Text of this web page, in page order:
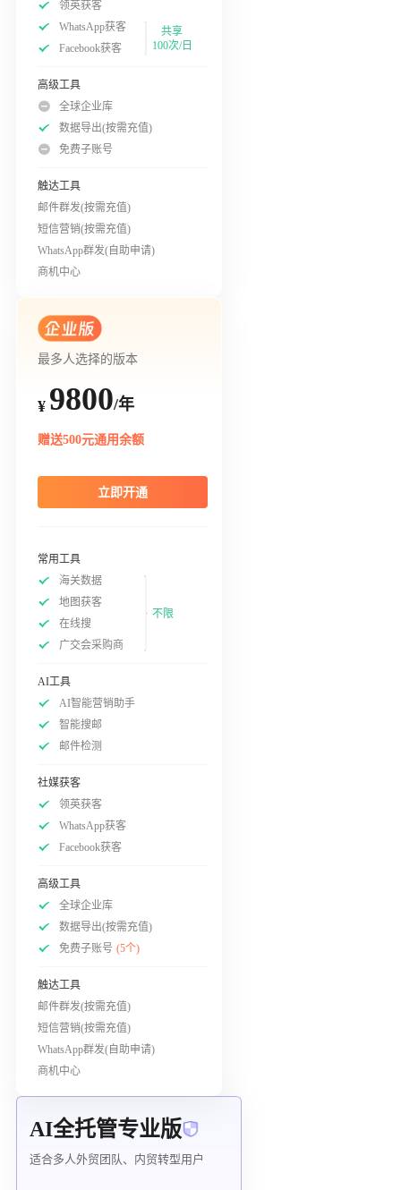
领英获客
WhatsApp获客
Facebook获客
共享
100次/日
高级工具
全球企业库
数据导出(按需充值)
免费子账号
触达工具
邮件群发(按需充值)
短信营销(按需充值)
WhatsApp群发(自助申请)
商机中心
最多人选择的版本
¥ 9800/年
赠送500元通用余额
立即开通
常用工具
海关数据
地图获客
在线搜
广交会采购商
不限
AI工具
AI智能营销助手
智能搜邮
邮件检测
社媒获客
领英获客
WhatsApp获客
Facebook获客
高级工具
全球企业库
数据导出(按需充值)
免费子账号 (5个)
触达工具
邮件群发(按需充值)
短信营销(按需充值)
WhatsApp群发(自助申请)
商机中心
AI全托管专业版
适合多人外贸团队、内贸转型用户